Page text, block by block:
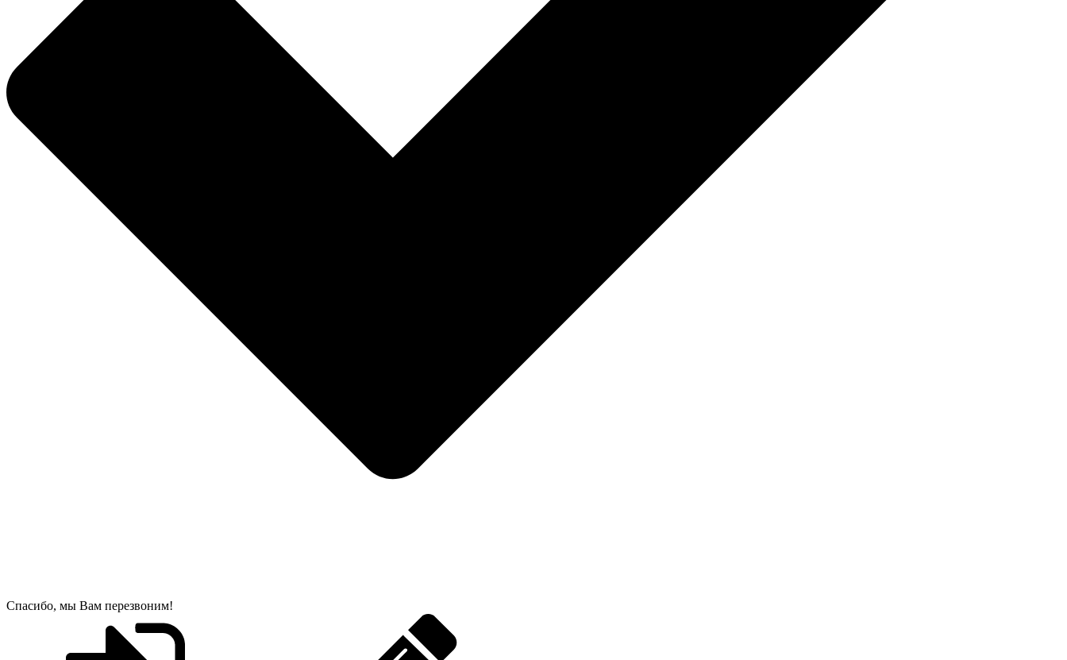
Спасибо, мы Вам перезвоним!